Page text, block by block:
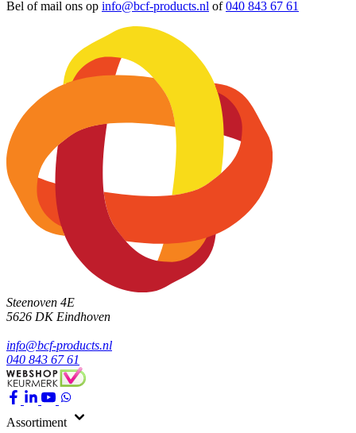
Bel of mail ons op info@bcf-products.nl of040 843 67 61
Steenoven 4E
5626 DK Eindhoven
info@bcf-products.nl
040 843 67 61
Assortiment